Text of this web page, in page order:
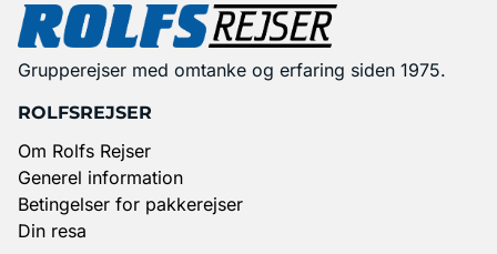
Grupperejser med omtanke og erfaring siden 1975.
ROLFSREJSER
Om Rolfs Rejser
Generel information
Betingelser for pakkerejser
Din resa